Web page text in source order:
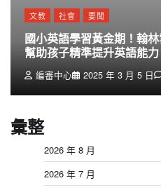
文教 社會 要聞
國小英語學習黃金期！翰
幫助孩子精準提升英語能力
編審中心 2025 年 3 月 5 日
彙整
2026 年 8 月
2026 年 7 月